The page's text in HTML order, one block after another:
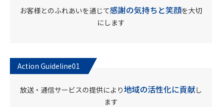
お客様とのふれあいを通じて感謝の気持ちと笑顔を大切
にします
放送・通信サービスの提供により地域の活性化に貢献し
ます